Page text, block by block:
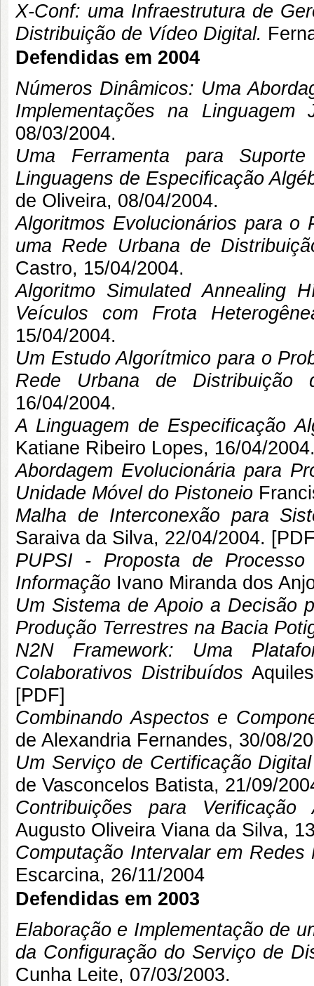
X-Conf: uma Infraestrutura de
Distribuição de Vídeo Digital.
Defendidas em 2004
Números Dinâmicos: Uma
Implementações na Linguagem
08/03/2004.
Uma Ferramenta para
Linguagens de Especificação
de Oliveira, 08/04/2004.
Algoritmos Evolucionários para o
uma Rede Urbana de
Castro, 15/04/2004.
Algoritmo Simulated Annealing
Veículos com Frota
15/04/2004.
Um Estudo Algorítmico para o
Rede Urbana de Distribuição
16/04/2004.
A Linguagem de Especificação
Katiane Ribeiro Lopes, 16/04/
Abordagem Evolucionária para
Unidade Móvel do Pistoneio
Malha de Interconexão para
Saraiva da Silva, 22/04/2004. [
PUPSI - Proposta de
Informação Ivano Miranda dos
Um Sistema de Apoio a Decisão
Produção Terrestres na Bacia
N2N Framework: Uma
Colaborativos Distribuídos
[PDF]
Combinando Aspectos e
de Alexandria Fernandes, 30/08/
Um Serviço de Certificação
de Vasconcelos Batista, 21/09/
Contribuições para
Augusto Oliveira Viana da Silva,
Computação Intervalar em Redes
Escarcina, 26/11/2004
Defendidas em 2003
Elaboração e Implementação de
da Configuração do Serviço de
Cunha Leite, 07/03/2003.